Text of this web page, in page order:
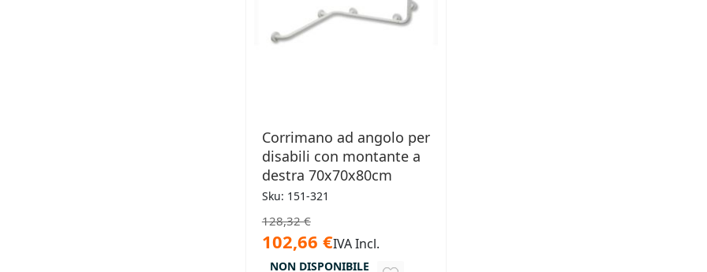
Corrimano ad angolo per
disabili con montante a
destra 70x70x80cm
Sku: 151-321
128,32 €
102,66 €IVA Incl.
NON DISPONIBILE